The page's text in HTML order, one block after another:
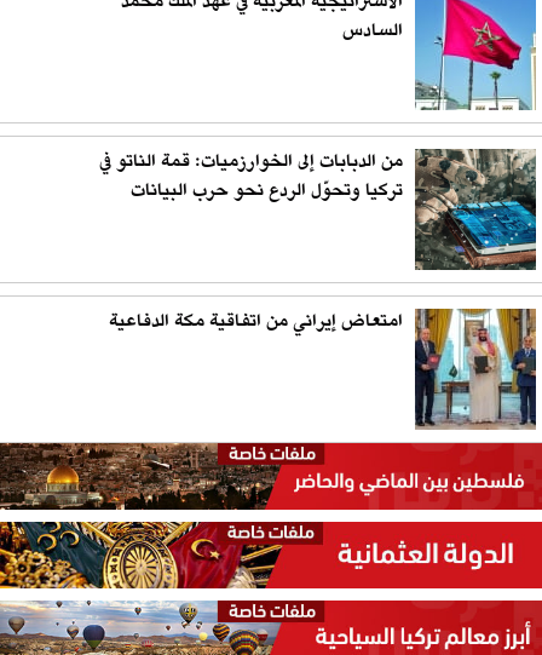
السادس
من الدبابات إلى الخوارزميات: قمة الناتو في
تركيا وتحوّل الردع نحو حرب البيانات
امتعاض إيراني من اتفاقية مكة الدفاعية